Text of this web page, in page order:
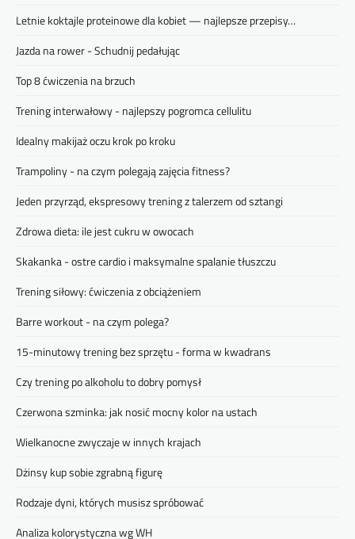
Letnie koktajle proteinowe dla kobiet — najlepsze przepisy…
Jazda na rower - Schudnij pedałując
Top 8 ćwiczenia na brzuch
Trening interwałowy - najlepszy pogromca cellulitu
Idealny makijaż oczu krok po kroku
Trampoliny - na czym polegają zajęcia fitness?
Jeden przyrząd, ekspresowy trening z talerzem od sztangi
Zdrowa dieta: ile jest cukru w owocach
Skakanka - ostre cardio i maksymalne spalanie tłuszczu
Trening siłowy: ćwiczenia z obciążeniem
Barre workout - na czym polega?
15-minutowy trening bez sprzętu - forma w kwadrans
Czy trening po alkoholu to dobry pomysł
Czerwona szminka: jak nosić mocny kolor na ustach
Wielkanocne zwyczaje w innych krajach
Dżinsy kup sobie zgrabną figurę
Rodzaje dyni, których musisz spróbować
Analiza kolorystyczna wg WH